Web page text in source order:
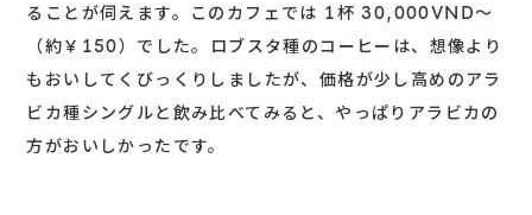
ることが伺えます。このカフェでは 1杯 30,000VND～
（約￥150）でした。ロブスタ種のコーヒーは、想像より
もおいしてくびっくりしましたが、価格が少し高めのアラ
ビカ種シングルと飲み比べてみると、やっぱりアラビカの
方がおいしかったです。